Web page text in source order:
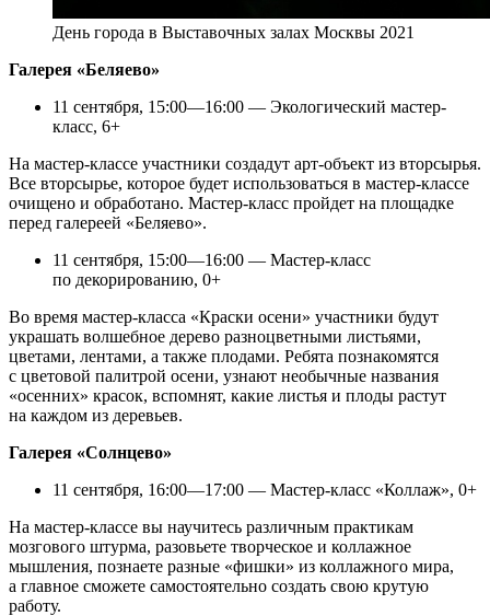
День города в Выставочных залах Москвы 2021
Галерея «Беляево»
11 сентября, 15:00—16:00 — Экологический мастер-
класс, 6+
На мастер-классе участники создадут арт-объект из вторсырья.
Все вторсырье, которое будет использоваться в мастер-классе
очищено и обработано. Мастер-класс пройдет на площадке
перед галереей «Беляево».
11 сентября, 15:00—16:00 — Мастер-класс
по декорированию, 0+
Во время мастер-класса «Краски осени» участники будут
украшать волшебное дерево разноцветными листьями,
цветами, лентами, а также плодами. Ребята познакомятся
с цветовой палитрой осени, узнают необычные названия
«осенних» красок, вспомнят, какие листья и плоды растут
на каждом из деревьев.
Галерея «Солнцево»
11 сентября, 16:00—17:00 — Мастер-класс «Коллаж», 0+
На мастер-классе вы научитесь различным практикам
мозгового штурма, разовьете творческое и коллажное
мышления, познаете разные «фишки» из коллажного мира,
а главное сможете самостоятельно создать свою крутую
работу.